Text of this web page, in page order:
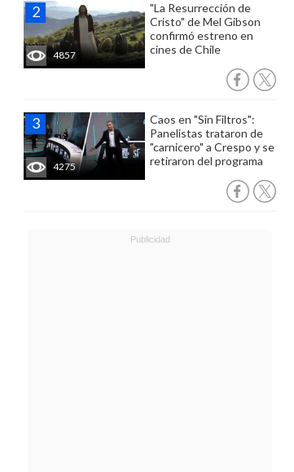
4857
"La Resurrección de
Cristo" de Mel Gibson
confirmó estreno en
cines de Chile
4275
Caos en "Sin Filtros":
Panelistas trataron de
"carnicero" a Crespo y se
retiraron del programa